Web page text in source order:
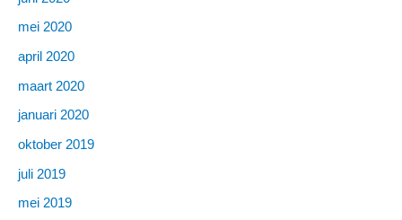
mei 2020
april 2020
maart 2020
januari 2020
oktober 2019
juli 2019
mei 2019